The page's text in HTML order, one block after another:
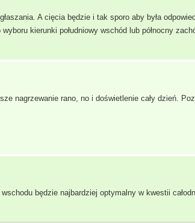
A cięcia będzie i tak sporo aby była
wyboru kierunki południowy wschód lub północny
nagrzewanie rano, no i doświetlenie cały dzień.
będzie najbardziej optymalny w kwestii